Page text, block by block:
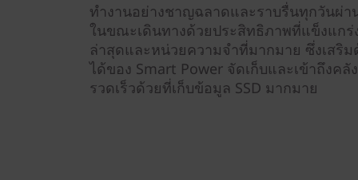
ทำงานอย่างชาญฉลาดและราบรื่นทุกวันผ่
ในขณะเดินทางด้วยประสิทธิภาพที่แข็งแกร่
ล่าสุดและหน่วยความจำที่มากมาย ซึ่งเสริ
ได้ของ Smart Power จัดเก็บและเข้าถึงค
รวดเร็วด้วยที่เก็บข้อมูล SSD มากมาย